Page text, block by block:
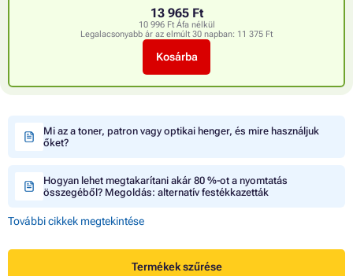
13 965 Ft
10 996 Ft Áfa nélkül
Legalacsonyabb ár az elmúlt 30 napban: 11 375 Ft
Kosárba
Mi az a toner, patron vagy optikai henger, és mire használjuk
őket?
Hogyan lehet megtakarítani akár 80 %-ot a nyomtatás
összegéből? Megoldás: alternatív festékkazetták
További cikkek megtekintése
Termékek szűrése